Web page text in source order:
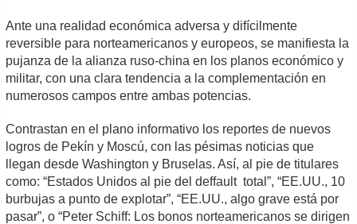
Ante una realidad económica adversa y difícilmente
reversible para norteamericanos y europeos, se manifiesta la
pujanza de la alianza ruso-china en los planos económico y
militar, con una clara tendencia a la complementación en
numerosos campos entre ambas potencias.
Contrastan en el plano informativo los reportes de nuevos
logros de Pekín y Moscú, con las pésimas noticias que
llegan desde Washington y Bruselas. Así, al pie de titulares
como: “Estados Unidos al pie del deffault total”, “EE.UU., 10
burbujas a punto de explotar”, “EE.UU., algo grave está por
pasar”, o “Peter Schiff: Los bonos norteamericanos se dirigen